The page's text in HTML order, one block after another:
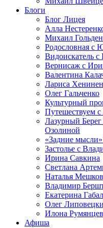
Блоги
Блог Лицея
Алла
Михаил
Родословная с
Видоискатель
Вернисаж с
Валентина
Лариса Хенинен
Олег Гальченко
Культурный
Путешествуем
Лазурный Берег
Озолиной
«Задние
Застолье с
Ирина Савкина
Светлана
Наталья
Владимир
Екатерина
Олег
Илона
Афиша